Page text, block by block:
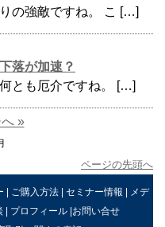
の強敵ですね。 こ […]
落が加速？
とも厄介ですね。 […]
»
ページの先頭へ
| ご購入方法 | セミナー情報 | メデ
| プロフィール|お問い合せ